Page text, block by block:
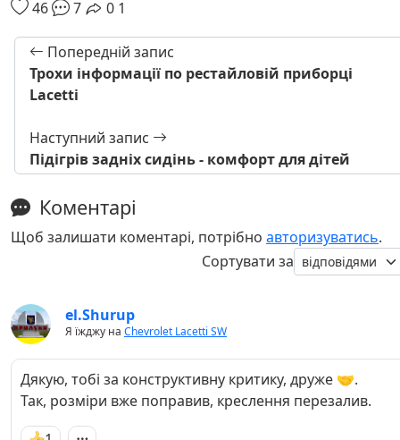
46 7 0 1
Попередній запис
Трохи інформації по рестайловій приборці
Lacetti
Наступний запис
Підігрів задніх сидінь - комфорт для дітей
Коментарі
Щоб залишати коментарі, потрібно авторизуватись.
Сортувати за
el.Shurup
Я їжджу на Chevrolet Lacetti SW
Дякую, тобі за конструктивну критику, друже 🤝.
Так, розміри вже поправив, креслення перезалив.